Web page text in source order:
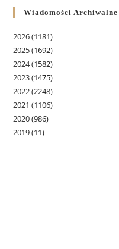
Wiadomości Archiwalne
2026(1181)
2025(1692)
2024(1582)
2023(1475)
2022(2248)
2021 (1106)
2020(986)
2019(11)